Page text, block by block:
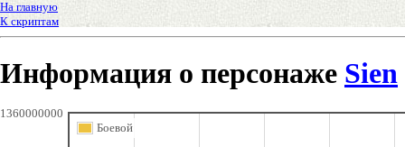
На главную
К скриптам
Информация о персонаже Sien
1360000000
Боевой